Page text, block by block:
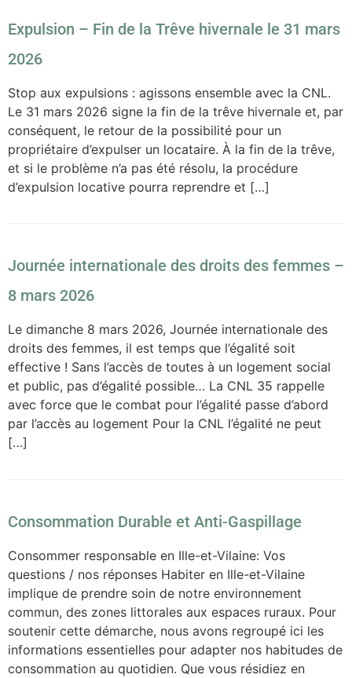
Expulsion – Fin de la Trêve hivernale le 31 mars
2026
Stop aux expulsions : agissons ensemble avec la CNL.
Le 31 mars 2026 signe la fin de la trêve hivernale et, par
conséquent, le retour de la possibilité pour un
propriétaire d’expulser un locataire. À la fin de la trêve,
et si le problème n’a pas été résolu, la procédure
d’expulsion locative pourra reprendre et […]
Journée internationale des droits des femmes –
8 mars 2026
Le dimanche 8 mars 2026, Journée internationale des
droits des femmes, il est temps que l’égalité soit
effective ! Sans l’accès de toutes à un logement social
et public, pas d’égalité possible… La CNL 35 rappelle
avec force que le combat pour l’égalité passe d’abord
par l’accès au logement Pour la CNL l’égalité ne peut
[…]
Consommation Durable et Anti-Gaspillage
Consommer responsable en Ille-et-Vilaine: Vos
questions / nos réponses Habiter en Ille-et-Vilaine
implique de prendre soin de notre environnement
commun, des zones littorales aux espaces ruraux. Pour
soutenir cette démarche, nous avons regroupé ici les
informations essentielles pour adapter nos habitudes de
consommation au quotidien. Que vous résidiez en